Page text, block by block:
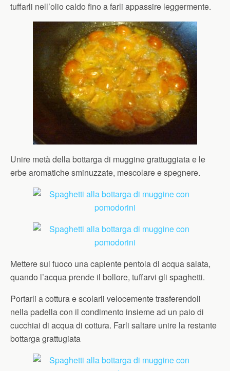
tuffarli nell’olio caldo fino a farli appassire leggermente.
Unire metà della bottarga di muggine grattuggiata e le
erbe aromatiche sminuzzate, mescolare e spegnere.
Mettere sul fuoco una capiente pentola di acqua salata,
quando l’acqua prende il bollore, tuffarvi gli spaghetti.
Portarli a cottura e scolarli velocemente trasferendoli
nella padella con il condimento insieme ad un paio di
cucchiai di acqua di cottura. Farli saltare unire la restante
bottarga grattugiata